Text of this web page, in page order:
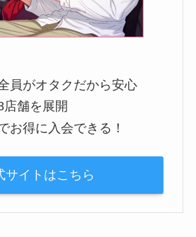
員がオタクだから安心
店舗を展開
お得に入会できる！
サイトはこちら